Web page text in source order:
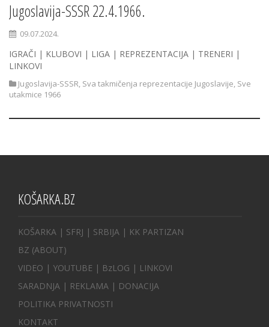
Jugoslavija-SSSR 22.4.1966.
09.07.2024.
IGRAČI | KLUBOVI | LIGA | REPREZENTACIJA | TRENERI |
LINKOVI
Jugoslavija-SSSR, Sva takmičenja reprezentacije Jugoslavije, Sve
utakmice 1966
KOŠARKA.BZ
KOŠARKA | SFRJ | SRBIJA | KK PARTIZAN
BZ (ABOUT)
VIDEO | YOUTUBE | BzLOG | LINKOVI
SARADNJA | REKLAMA | DONACIJA
POLITIKA PRIVATNOSTI
KONTAKT